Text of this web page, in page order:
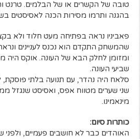
טובה של הקשרים או של הבלמים. טרנט
בהגנה ותרמו מסירות הכנה לאסיסטים
פאביניו נראה בפתיחה מעט חלוד ולא
שהמשחק התקדם הוא נכנס לעניינים
ומזומן לחלק הבא של העונה. אוקס היה
שביעי העונה.
סלאח היה נהדר, עם תנועה בלתי פוסקת,
שני שערים מטווח אפס, ואסיסט שנגזל
מינאמינו.
כותרות סיום: